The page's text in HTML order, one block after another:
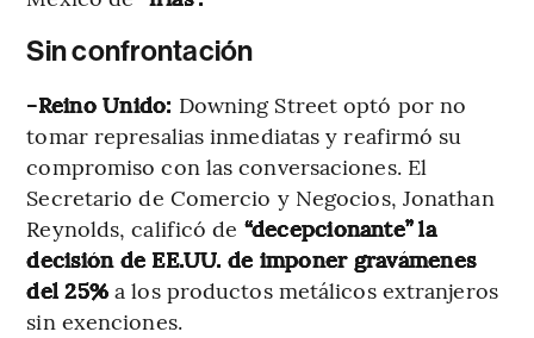
Sin confrontación
-Reino Unido: Downing Street optó por no
tomar represalias inmediatas y reafirmó su
compromiso con las conversaciones. El
Secretario de Comercio y Negocios, Jonathan
Reynolds, calificó de “decepcionante” la
decisión de EE.UU. de imponer gravámenes
del 25% a los productos metálicos extranjeros
sin exenciones.